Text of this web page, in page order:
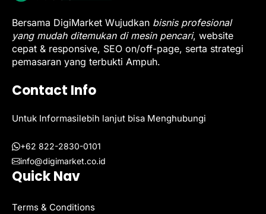
Bersama DigiMarket Wujudkan bisnis profesional
yang mudah ditemukan di mesin pencari, website
cepat & responsive, SEO on/off-page, serta strategi
pemasaran yang terbukti Ampuh.
Contact Info
Untuk Informasilebih lanjut bisa Menghubungi
+62 822-2830-0101
info@digimarket.co.id
Quick Nav
Terms & Conditions